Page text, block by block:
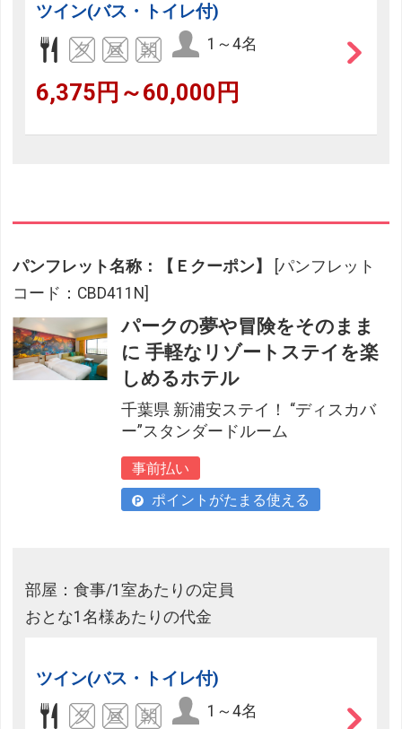
ツイン(バス・トイレ付)
1～4名
6,375円～60,000円
パンフレット名称：【Ｅクーポン】
[パンフレット
コード：CBD411N]
パークの夢や冒険をそのまま
に 手軽なリゾートステイを楽
しめるホテル
千葉県 新浦安ステイ！ “ディスカバ
ー”スタンダードルーム
事前払い
ポイントがたまる使える
部屋：食事/1室あたりの定員
おとな1名様あたりの代金
ツイン(バス・トイレ付)
1～4名